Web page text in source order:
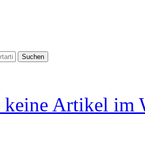
Suchen
keine Artikel im